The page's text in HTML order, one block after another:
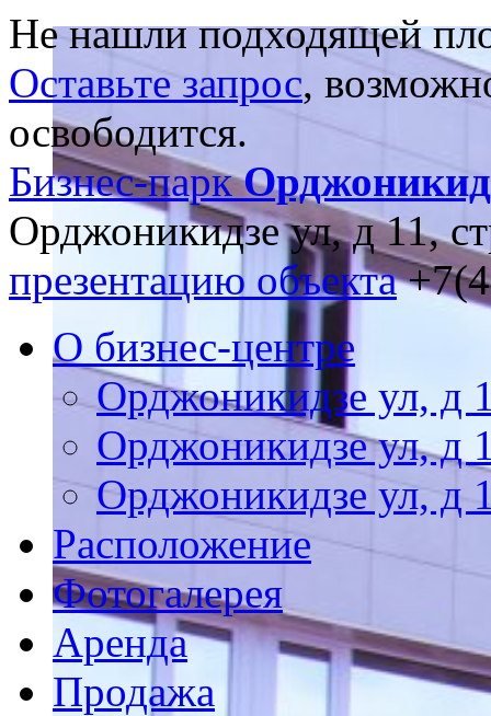
Не нашли подходящей
Оставьте запрос,
освободится.
Бизнес-парк
Орджоникидзе ул, д 11,
презентацию объекта
О бизнес-центре
Орджоникидзе ул, д
Орджоникидзе ул, д
Орджоникидзе ул, д
Расположение
Фотогалерея
Аренда
Продажа